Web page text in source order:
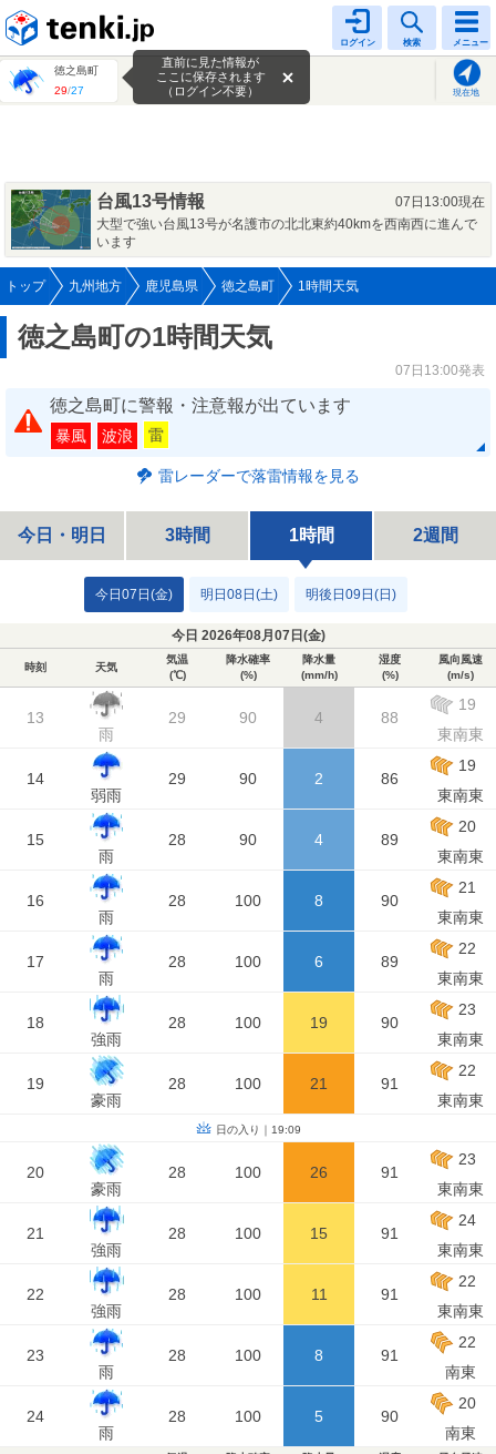
ログイン 検索 メニュー
徳之島町
29/27 現在地
直前に見た情報が
ここに保存されます
（ログイン不要）
台風13号情報
07日13:00現在
大型で強い台風13号が名護市の北北東約40kmを西南西に進んで
います
トップ 九州地方 鹿児島県 徳之島町 1時間天気
徳之島町の1時間天気
07日13:00発表
徳之島町に警報・注意報が出ています
暴風 波浪 雷
雷レーダーで落雷情報を見る
今日・明日 3時間 1時間 2週間
今日07日(金) 明日08日(土) 明後日09日(日)
今日 2026年08月07日(金)
時刻 天気
気温
(℃)
降水確率
(%)
降水量
(mm/h)
湿度
(%)
風向風速
(m/s)
13
雨
29 90 4 88
19
東南東
14
弱雨
29 90 2 86
19
東南東
15
雨
28 90 4 89
20
東南東
16
雨
28 100 8 90
21
東南東
17
雨
28 100 6 89
22
東南東
18
強雨
28 100 19 90
23
東南東
19
豪雨
28 100 21 91
22
東南東
日の入り｜19:09
20
豪雨
28 100 26 91
23
東南東
21
強雨
28 100 15 91
24
東南東
22
強雨
28 100 11 91
22
東南東
23
雨
28 100 8 91
22
南東
24
雨
28 100 5 90
20
南東